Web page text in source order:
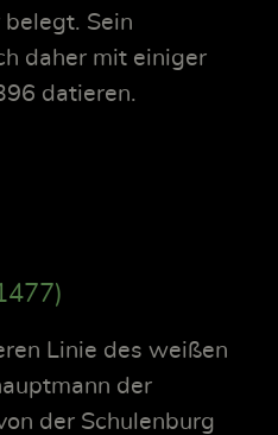
Sein
daher mit einiger
datieren.
Linie des weißen
der
der Schulenburg